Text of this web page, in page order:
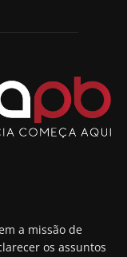
a missão de
os assuntos